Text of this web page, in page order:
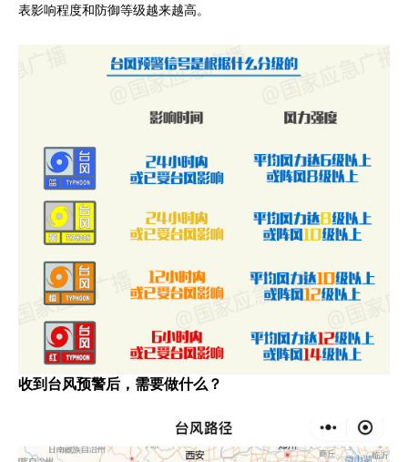
表影响程度和防御等级越来越高。
收到台风预警后，需要做什么？